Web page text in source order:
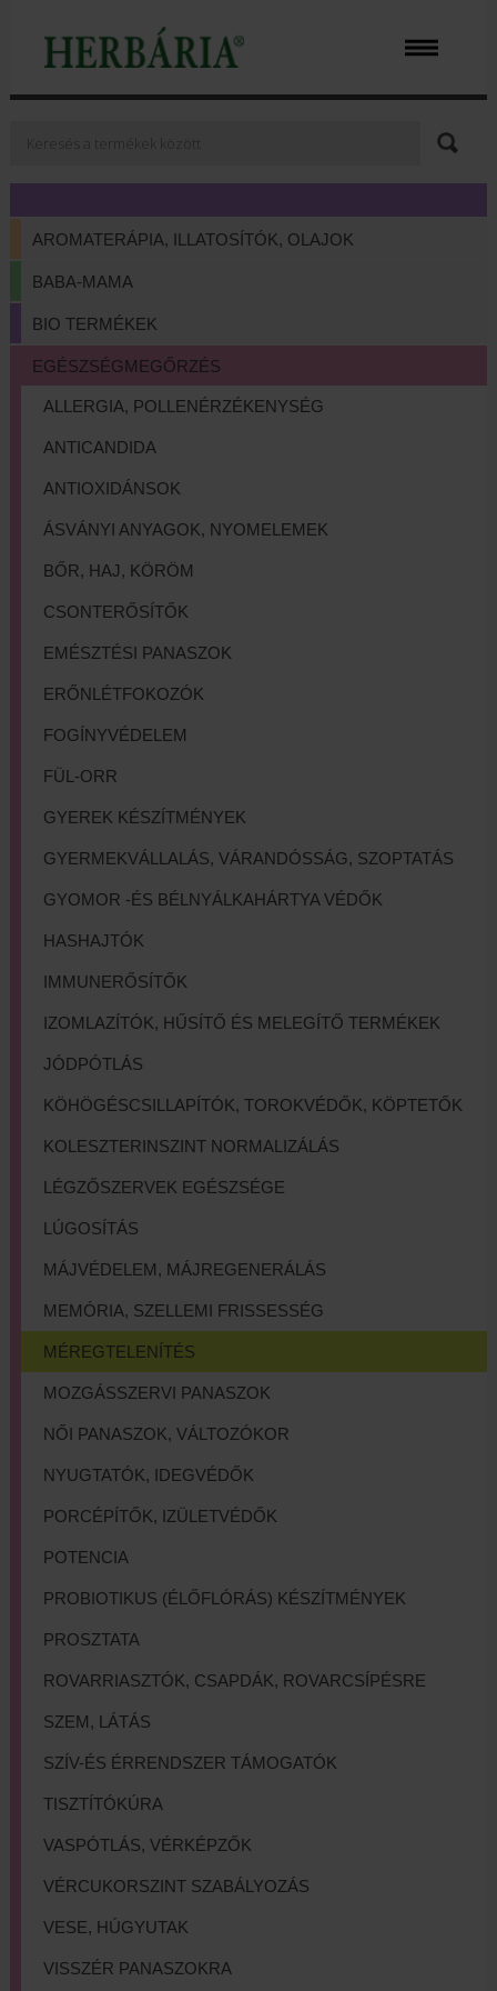
AROMATERÁPIA, ILLATOSÍTÓK, OLAJOK
BABA-MAMA
BIO TERMÉKEK
EGÉSZSÉGMEGŐRZÉS
ALLERGIA, POLLENÉRZÉKENYSÉG
ANTICANDIDA
ANTIOXIDÁNSOK
ÁSVÁNYI ANYAGOK, NYOMELEMEK
BŐR, HAJ, KÖRÖM
CSONTERŐSÍTŐK
EMÉSZTÉSI PANASZOK
ERŐNLÉTFOKOZÓK
FOGÍNYVÉDELEM
FÜL-ORR
GYEREK KÉSZÍTMÉNYEK
GYERMEKVÁLLALÁS, VÁRANDÓSSÁG, SZOPTATÁS
GYOMOR -ÉS BÉLNYÁLKAHÁRTYA VÉDŐK
HASHAJTÓK
IMMUNERŐSÍTŐK
IZOMLAZÍTÓK, HŰSÍTŐ ÉS MELEGÍTŐ TERMÉKEK
JÓDPÓTLÁS
KÖHÖGÉSCSILLAPÍTÓK, TOROKVÉDŐK, KÖPTETŐK
KOLESZTERINSZINT NORMALIZÁLÁS
LÉGZŐSZERVEK EGÉSZSÉGE
LÚGOSÍTÁS
MÁJVÉDELEM, MÁJREGENERÁLÁS
MEMÓRIA, SZELLEMI FRISSESSÉG
MÉREGTELENÍTÉS
MOZGÁSSZERVI PANASZOK
NŐI PANASZOK, VÁLTOZÓKOR
NYUGTATÓK, IDEGVÉDŐK
PORCÉPÍTŐK, IZÜLETVÉDŐK
POTENCIA
PROBIOTIKUS (ÉLŐFLÓRÁS) KÉSZÍTMÉNYEK
PROSZTATA
ROVARRIASZTÓK, CSAPDÁK, ROVARCSÍPÉSRE
SZEM, LÁTÁS
SZÍV-ÉS ÉRRENDSZER TÁMOGATÓK
TISZTÍTÓKÚRA
VASPÓTLÁS, VÉRKÉPZŐK
VÉRCUKORSZINT SZABÁLYOZÁS
VESE, HÚGYUTAK
VISSZÉR PANASZOKRA